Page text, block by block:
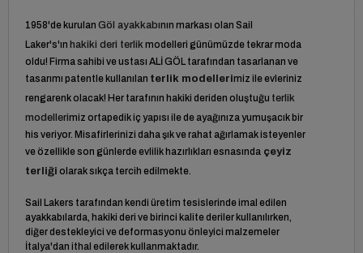
1958'de kurulan Göl ayakkabının markası olan Sail
Laker's'ın hakiki deri terlik modelleri günümüzde tekrar moda
oldu! Firma sahibi ve ustası ALİ GÖL tarafından tasarlanan ve
tasarımı patentle kullanılan terlik modellerimiz ile evleriniz
rengarenk olacak! Her tarafının hakiki deriden oluştuğu terlik
modellerimiz ortapedik iç yapısı ile de ayağınıza yumuşacık bir
his veriyor. Misafirlerinizi daha şık ve rahat ağırlamak isteyenler
ve özellikle son günlerde evlilik hazırlıkları esnasında çeyiz
terliği olarak sıkça tercih edilmekte.
Sail Lakers tarafından kendi üretim tesislerinde imal edilen
ayakkabılarda, hakiki deri ve birinci kalite deriler kullanılırken,
diğer destekleyici ve deformasyonu önleyici malzemeler
İtalya'dan ithal edilerek kullanmaktadır.